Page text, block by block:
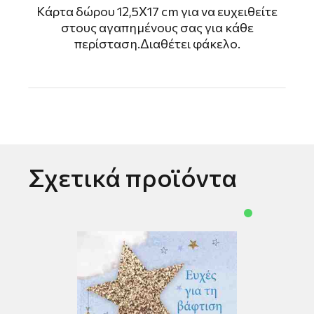
Kάρτα δώρου 12,5Χ17 cm για να ευχειθείτε
στους αγαπημένους σας για κάθε
περίσταση.Διαθέτει φάκελο.
Σχετικά προϊόντα